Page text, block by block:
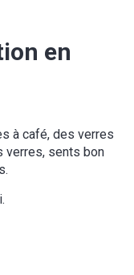
en
à café, des verres
verres, sents bon